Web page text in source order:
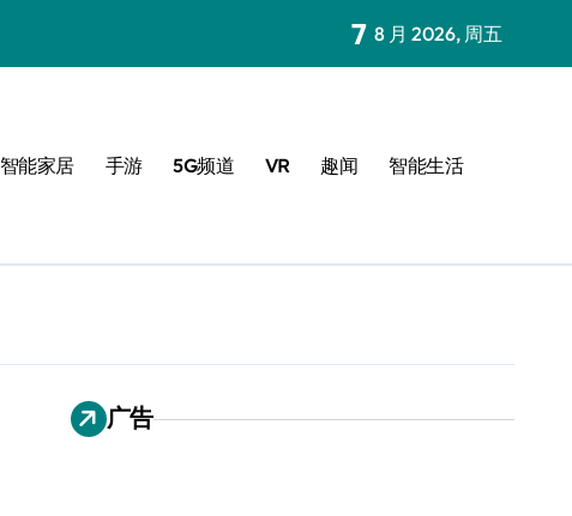
7 8 月 2026, 周五
智能家居 手游 5G频道 VR 趣闻 智能生活
广告